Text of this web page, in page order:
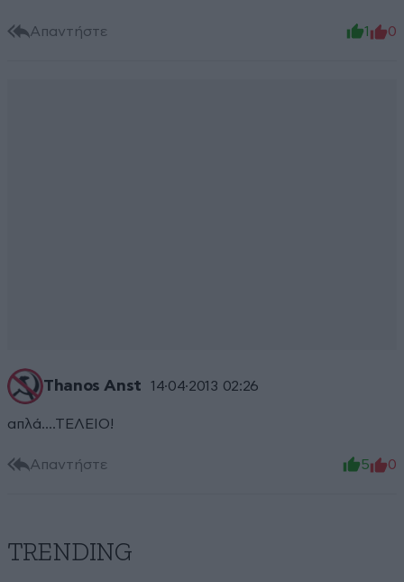
Απαντήστε 1 0
Thanos Anst 14·04·2013 02:26
απλά....ΤΕΛΕΙΟ!
Απαντήστε 5 0
TRENDING